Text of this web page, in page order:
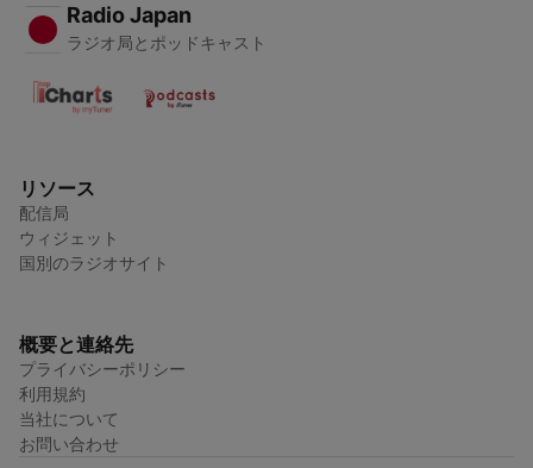
Radio Japan
ラジオ局とポッドキャスト
リソース
配信局
ウィジェット
国別のラジオサイト
概要と連絡先
プライバシーポリシー
利用規約
当社について
お問い合わせ